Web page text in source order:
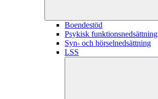
Boendestöd
Psykisk funktionsnedsättning
Syn- och hörselnedsättning
LSS